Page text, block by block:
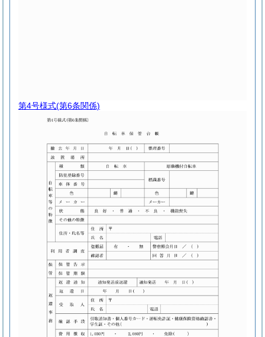
第4号様式(第6条関係)